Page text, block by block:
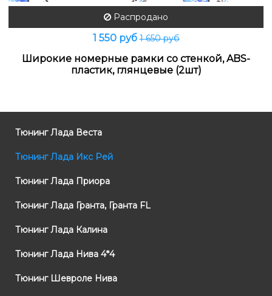
Распродано
1 550 руб1 650 руб
Широкие номерные рамки со стенкой, ABS-
пластик, глянцевые (2шт)
Тюнинг Лада Веста
Тюнинг Лада Икс Рей
Тюнинг Лада Приора
Тюнинг Лада Гранта, Гранта FL
Тюнинг Лада Калина
Тюнинг Лада Нива 4*4
Тюнинг Шевроле Нива